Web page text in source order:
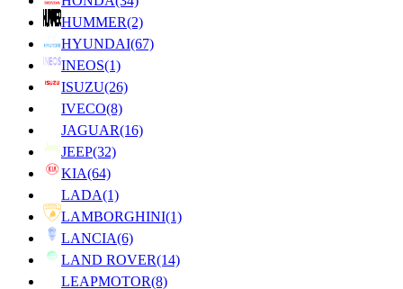
HUMMER(2)
HYUNDAI(67)
INEOS(1)
ISUZU(26)
IVECO(8)
JAGUAR(16)
JEEP(32)
KIA(64)
LADA(1)
LAMBORGHINI(1)
LANCIA(6)
LAND ROVER(14)
LEAPMOTOR(8)